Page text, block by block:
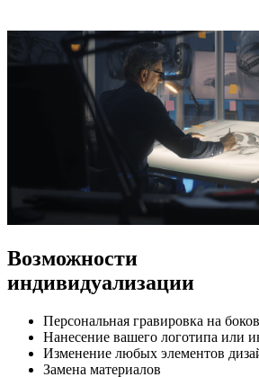
Возможности
индивидуализации
Персональная гравировка на
Нанесение вашего логотипа или
Изменение любых элементов
Замена материалов